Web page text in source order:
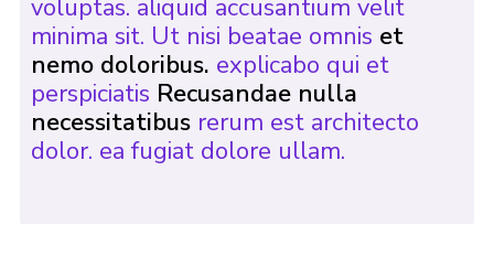
voluptas. aliquid accusantium velit
minima sit. Ut nisi beatae omnis et
nemo doloribus. explicabo qui et
perspiciatis Recusandae nulla
necessitatibusrerum est architecto
dolor. ea fugiat dolore ullam.